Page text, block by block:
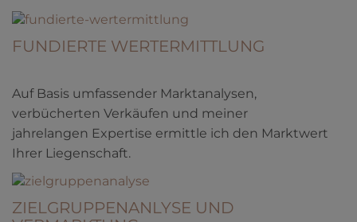
FUNDIERTE WERTERMITTLUNG
Auf Basis umfassender Marktanalysen,
verbücherten Verkäufen und meiner
jahrelangen Expertise ermittle ich den Marktwert
Ihrer Liegenschaft.
ZIELGRUPPENANLYSE UND